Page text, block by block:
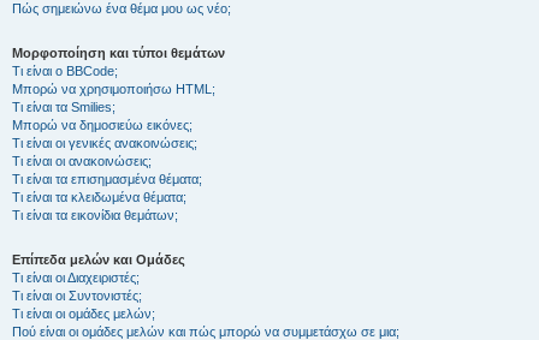
Πώς σημειώνω ένα θέμα μου ως νέο;
Μορφοποίηση και τύποι θεμάτων
Τι είναι ο BBCode;
Μπορώ να χρησιμοποιήσω HTML;
Τι είναι τα Smilies;
Μπορώ να δημοσιεύω εικόνες;
Τι είναι οι γενικές ανακοινώσεις;
Τι είναι οι ανακοινώσεις;
Τι είναι τα επισημασμένα θέματα;
Τι είναι τα κλειδωμένα θέματα;
Τι είναι τα εικονίδια θεμάτων;
Επίπεδα μελών και Ομάδες
Τι είναι οι Διαχειριστές;
Τι είναι οι Συντονιστές;
Τι είναι οι ομάδες μελών;
Πού είναι οι ομάδες μελών και πώς μπορώ να συμμετάσχω σε μια;